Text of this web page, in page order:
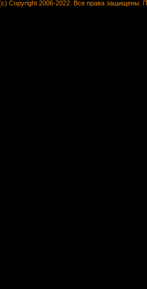
Copyright 2006-2022. Все права защищены.